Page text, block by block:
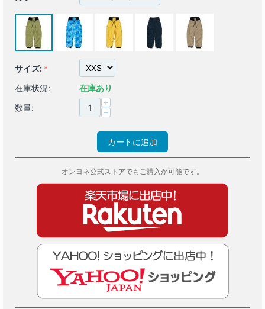
サイズ:
在庫状況:
在庫あり
数量:
+
−
カートに追加
オンヨネ公式ストアでもご購入が可能です。